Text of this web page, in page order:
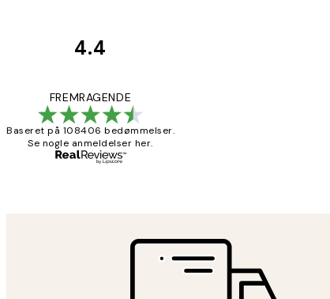
4.4
FREMRAGENDE
Baseret på 108406 bedømmelser.
Se nogle anmeldelser her.